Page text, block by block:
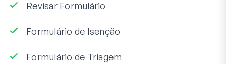
Revisar Formulário
Formulário de Isenção
Formulário de Triagem